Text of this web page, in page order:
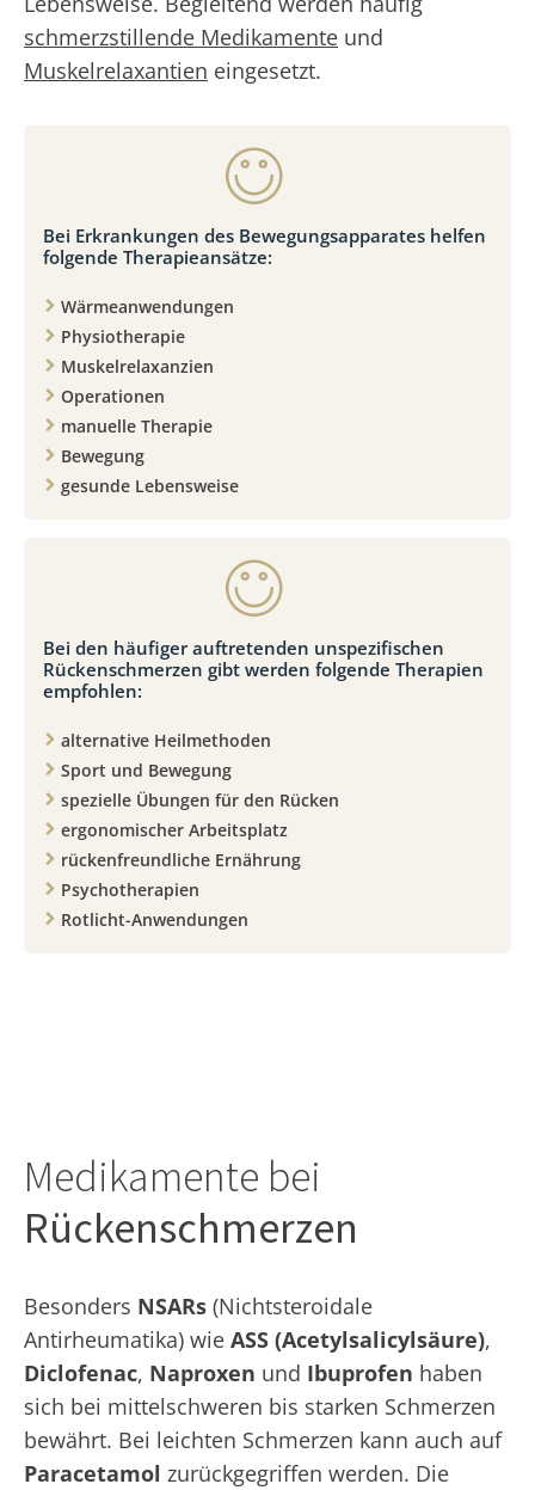
schmerzstillende Medikamente und
Muskelrelaxantien eingesetzt.
Bei Erkrankungen des Bewegungsapparates helfen
folgende Therapieansätze:
Wärmeanwendungen
Physiotherapie
Muskelrelaxanzien
Operationen
manuelle Therapie
Bewegung
gesunde Lebensweise
Bei den häufiger auftretenden unspezifischen
Rückenschmerzen gibt werden folgende Therapien
empfohlen:
alternative Heilmethoden
Sport und Bewegung
spezielle Übungen für den Rücken
ergonomischer Arbeitsplatz
rückenfreundliche Ernährung
Psychotherapien
Rotlicht-Anwendungen
Medikamente bei
Rückenschmerzen
Besonders NSARs (Nichtsteroidale
Antirheumatika) wie ASS (Acetylsalicylsäure),
Diclofenac, Naproxen und Ibuprofen haben
sich bei mittelschweren bis starken Schmerzen
bewährt. Bei leichten Schmerzen kann auch auf
Paracetamol zurückgegriffen werden. Die